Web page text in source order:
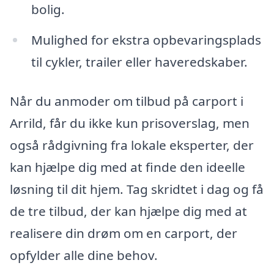
bolig.
Mulighed for ekstra opbevaringsplads
til cykler, trailer eller haveredskaber.
Når du anmoder om tilbud på carport i
Arrild, får du ikke kun prisoverslag, men
også rådgivning fra lokale eksperter, der
kan hjælpe dig med at finde den ideelle
løsning til dit hjem. Tag skridtet i dag og få
de tre tilbud, der kan hjælpe dig med at
realisere din drøm om en carport, der
opfylder alle dine behov.